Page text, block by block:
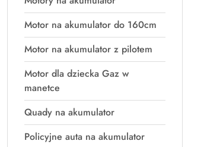
Motor na akumulator do 160cm
Motor na akumulator z pilotem
Motor dla dziecka Gaz w
manetce
Quady na akumulator
Policyjne auta na akumulator